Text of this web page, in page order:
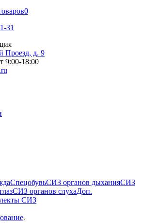
0
31
Проезд, д. 9
9:00-18:00
СпецобувьСИЗ органов дыханияСИЗ
СИЗ органов слухаДоп.
СИЗ